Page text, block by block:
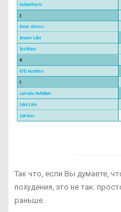
Так что, если Вы думаете,
похудения, это не так:
раньше.